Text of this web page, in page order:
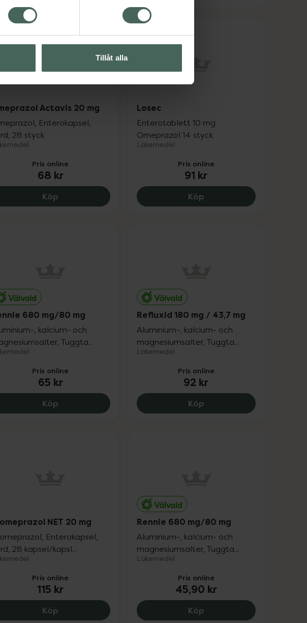
Tillåt alla
58 kr.
Actavis 20 mg
Enterokapsel,
28 styck
Pris online
68 kr
Köp Omeprazol Actavis 20 mg, 68 kr.
Losec
Enterotablett 10 mg
Omeprazol 14 styck
Läkemedel
Pris online
91 kr
KöpLosec, 91 kr.
65 kr.
680 mg/80 mg
, kalcium- och
Tuggta...
Pris online
65 kr
Köp Rennie 680 mg/80 mg, 65 kr.
Refluxid 180 mg / 43,7 mg
Aluminium-, kalcium- och
magnesiumsalter, Tuggta...
Läkemedel
Pris online
92 kr
KöpRefluxid 180 mg / 43,7
NET 20 mg
Enterokapsel,
28 kapsel/kapsl...
Pris online
115 kr
Köp Esomeprazol NET 20 mg, 115 kr.
Rennie 680 mg/80 mg
Aluminium-, kalcium- och
magnesiumsalter, Tuggta...
Läkemedel
Pris online
45,90 kr
KöpRennie 680 mg/80 mg,